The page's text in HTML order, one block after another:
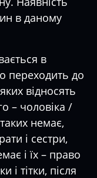
в даному
в
переходить до
відносять
– чоловіка /
немає,
і сестри,
і їх – право
і тітки, після